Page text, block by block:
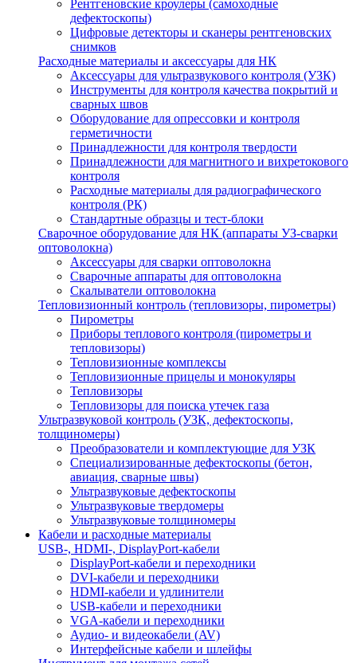
Рентгеновские кроулеры (самоходные
дефектоскопы)
Цифровые детекторы и сканеры рентгеновских
снимков
Расходные материалы и аксессуары для НК
Аксессуары для ультразвукового контроля (УЗК)
Инструменты для контроля качества покрытий и
сварных швов
Оборудование для опрессовки и контроля
герметичности
Принадлежности для контроля твердости
Принадлежности для магнитного и вихретокового
контроля
Расходные материалы для радиографического
контроля (РК)
Стандартные образцы и тест-блоки
Сварочное оборудование для НК (аппараты УЗ-сварки
оптоволокна)
Аксессуары для сварки оптоволокна
Сварочные аппараты для оптоволокна
Скалыватели оптоволокна
Тепловизионный контроль (тепловизоры, пирометры)
Пирометры
Приборы теплового контроля (пирометры и
тепловизоры)
Тепловизионные комплексы
Тепловизионные прицелы и монокуляры
Тепловизоры
Тепловизоры для поиска утечек газа
Ультразвуковой контроль (УЗК, дефектоскопы,
толщиномеры)
Преобразователи и комплектующие для УЗК
Специализированные дефектоскопы (бетон,
авиация, сварные швы)
Ультразвуковые дефектоскопы
Ультразвуковые твердомеры
Ультразвуковые толщиномеры
Кабели и расходные материалы
USB-, HDMI-, DisplayPort-кабели
DisplayPort-кабели и переходники
DVI-кабели и переходники
HDMI-кабели и удлинители
USB-кабели и переходники
VGA-кабели и переходники
Аудио- и видеокабели (AV)
Интерфейсные кабели и шлейфы